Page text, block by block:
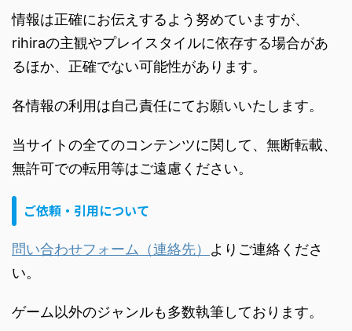
情報は正確にお伝えするよう努めていますが、
rihiraの主観やプレイスタイルに依存する場合があ
るほか、正確でない可能性があります。
各情報の利用は自己責任にてお願いいたします。
当サイトの全てのコンテンツに関して、無断転載、
無許可での転用等はご遠慮ください。
ご依頼・引用について
問い合わせフォーム（連絡先） よりご連絡くださ
い。
ゲーム以外のジャンルも多数執筆しております。